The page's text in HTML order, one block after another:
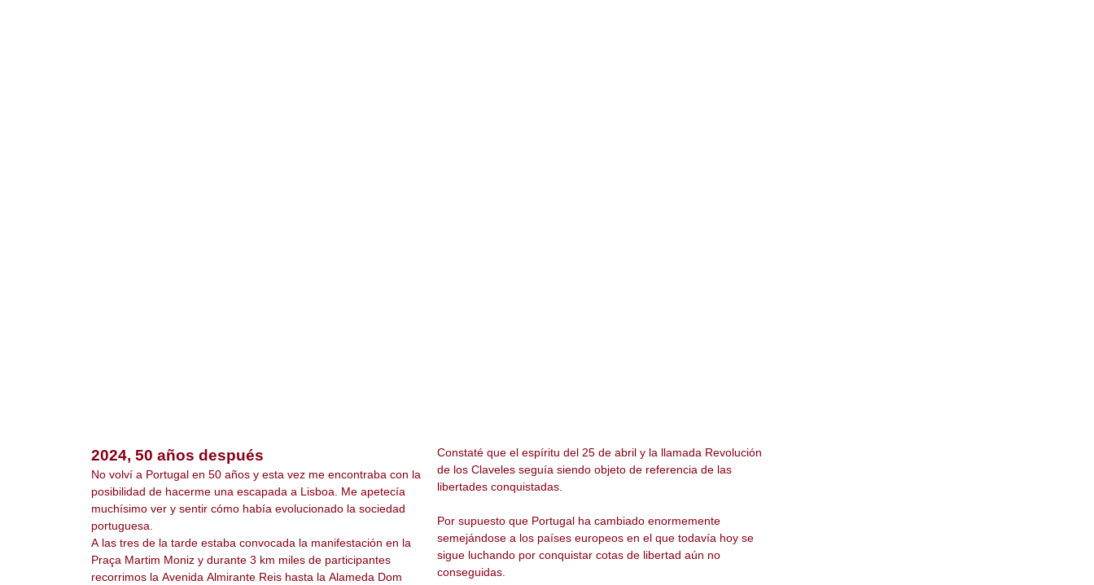
2024, 50 años después
No volví a Portugal en 50 años y esta vez me encontraba con la
posibilidad de hacerme una escapada a Lisboa. Me apetecía
muchísimo ver y sentir cómo había evolucionado la sociedad
portuguesa.
A las tres de la tarde estaba convocada la manifestación en la
Praça Martim Moniz y durante 3 km miles de participantes
recorrimos la Avenida Almirante Reis hasta la Alameda Dom
Constaté que el espíritu del 25 de abril y la llamada Revolución
de los Claveles seguía siendo objeto de referencia de las
libertades conquistadas.
Por supuesto que Portugal ha cambiado enormemente
semejándose a los países europeos en el que todavía hoy se
sigue luchando por conquistar cotas de libertad aún no
conseguidas.